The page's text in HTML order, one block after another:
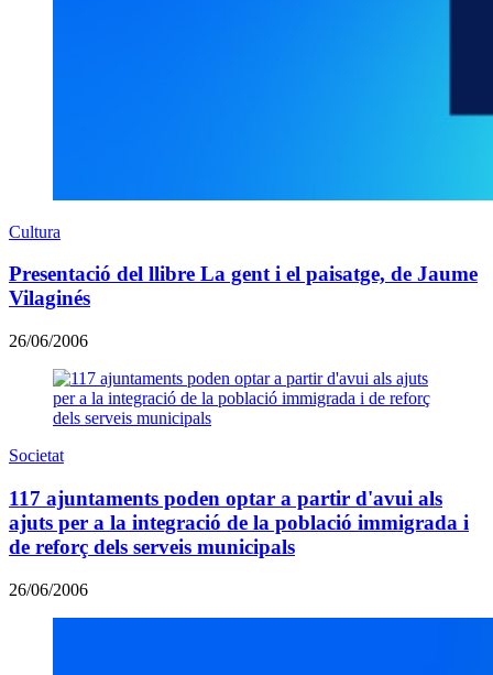
Cultura
Presentació del llibre La gent i el paisatge, de Jaume
Vilaginés
26/06/2006
Societat
117 ajuntaments poden optar a partir d'avui als
ajuts per a la integració de la població immigrada i
de reforç dels serveis municipals
26/06/2006